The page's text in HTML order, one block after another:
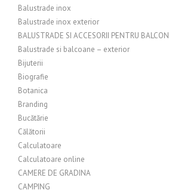
Balustrade inox
Balustrade inox exterior
BALUSTRADE SI ACCESORII PENTRU BALCON
Balustrade si balcoane – exterior
Bijuterii
Biografie
Botanica
Branding
Bucătărie
Călătorii
Calculatoare
Calculatoare online
CAMERE DE GRADINA
CAMPING